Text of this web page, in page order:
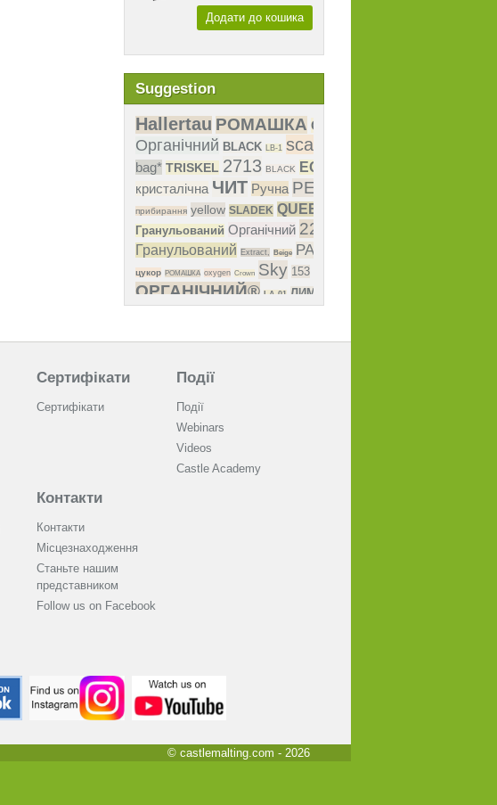
Додати до кошика
Suggestion
Сертифікати
Сертифікати
Події
Події
Webinars
Videos
Castle Academy
Контакти
Контакти
Місцезнаходження
Станьте нашим
представником
Follow us on Facebook
© castlemalting.com - 2026